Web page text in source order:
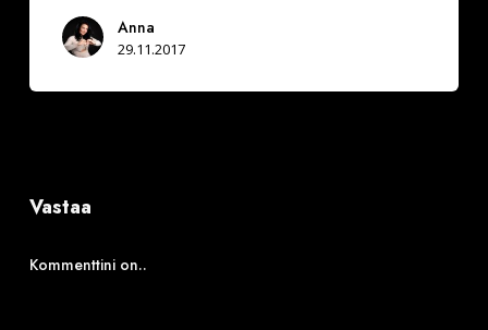
Anna
29.11.2017
Vastaa
Kommenttini on..